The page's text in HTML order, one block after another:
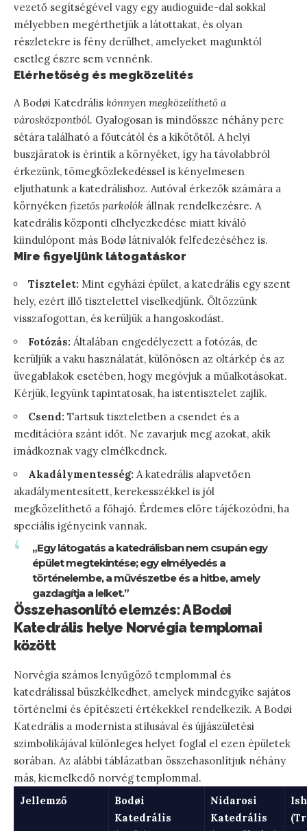
vezető segítségével vagy egy audioguide-dal sokkal
mélyebben megérthetjük a látottakat, és olyan
részletekre is fény derülhet, amelyeket magunktól
esetleg észre sem vennénk.
Elérhetőség és megközelítés
A Bodøi Katedrális könnyen megközelíthető a
városközpontból. Gyalogosan is mindössze néhány perc
sétára található a főutcától és a kikötőtől. A helyi
buszjáratok is érintik a környéket, így ha távolabbról
érkezünk, tömegközlekedéssel is kényelmesen
eljuthatunk a katedrálishoz. Autóval érkezők számára a
környéken fizetős parkolók állnak rendelkezésre. A
katedrális központi elhelyezkedése miatt kiváló
kiindulópont más Bodø látnivalók felfedezéséhez is.
Mire figyeljünk látogatáskor
Tisztelet: Mint egyházi épület, a katedrális egy szent
hely, ezért illő tisztelettel viselkedjünk. Öltözzünk
visszafogottan, és kerüljük a hangoskodást.
Fotózás: Általában engedélyezett a fotózás, de
kerüljük a vaku használatát, különösen az oltárkép és az
üvegablakok esetében, hogy megóvjuk a műalkotásokat.
Kérjük, legyünk tapintatosak, ha istentisztelet zajlik.
Csend: Tartsuk tiszteletben a csendet és a
meditációra szánt időt. Ne zavarjuk meg azokat, akik
imádkoznak vagy elmélkednek.
Akadálymentesség: A katedrális alapvetően
akadálymentesített, kerekesszékkel is jól
megközelíthető a főhajó. Érdemes előre tájékozódni, ha
speciális igényeink vannak.
„Egy látogatás a katedrálisban nem csupán egy
épület megtekintése; egy elmélyedés a
történelembe, a művészetbe és a hitbe, amely
gazdagítja a lelket.”
Összehasonlító elemzés: A Bodøi
Katedrális helye Norvégia templomai
között
Norvégia számos lenyűgöző templommal és
katedrálissal büszkélkedhet, amelyek mindegyike sajátos
történelmi és építészeti értékekkel rendelkezik. A Bodøi
Katedrális a modernista stílusával és újjászületési
szimbolikájával különleges helyet foglal el ezen épületek
sorában. Az alábbi táblázatban összehasonlítjuk néhány
más, kiemelkedő norvég templommal.
Jellemző
Bodøi
Katedrális
Nidarosi
Katedrális